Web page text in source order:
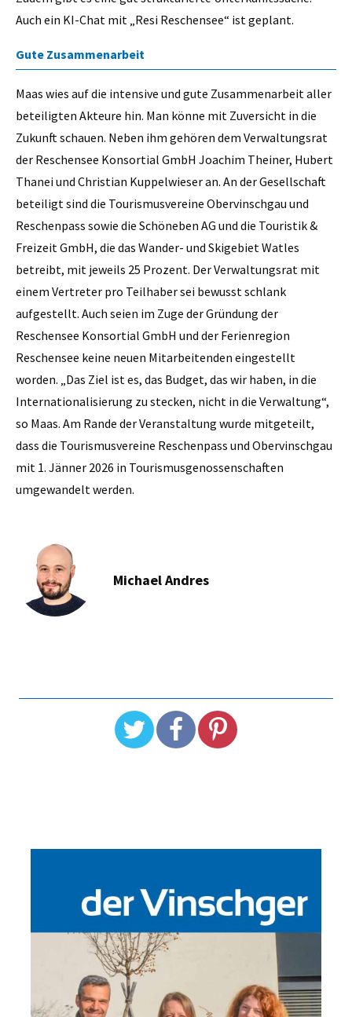
Auch ein KI-Chat mit „Resi Reschensee“ ist geplant.
Gute Zusammenarbeit
Maas wies auf die intensive und gute Zusammenarbeit aller
beteiligten Akteure hin. Man könne mit Zuversicht in die
Zukunft schauen. Neben ihm gehören dem Verwaltungsrat
der Reschensee Konsortial GmbH Joachim Theiner, Hubert
Thanei und Christian Kuppelwieser an. An der Gesellschaft
beteiligt sind die Tourismusvereine Obervinschgau und
Reschenpass sowie die Schöneben AG und die Touristik &
Freizeit GmbH, die das Wander- und Skigebiet Watles
betreibt, mit jeweils 25 Prozent. Der Verwaltungsrat mit
einem Vertreter pro Teilhaber sei bewusst schlank
aufgestellt. Auch seien im Zuge der Gründung der
Reschensee Konsortial GmbH und der Ferienregion
Reschensee keine neuen Mitarbeitenden eingestellt
worden. „Das Ziel ist es, das Budget, das wir haben, in die
Internationalisierung zu stecken, nicht in die Verwaltung“,
so Maas. Am Rande der Veranstaltung wurde mitgeteilt,
dass die Tourismusvereine Reschenpass und Obervinschgau
mit 1. Jänner 2026 in Tourismusgenossenschaften
umgewandelt werden.
Michael Andres